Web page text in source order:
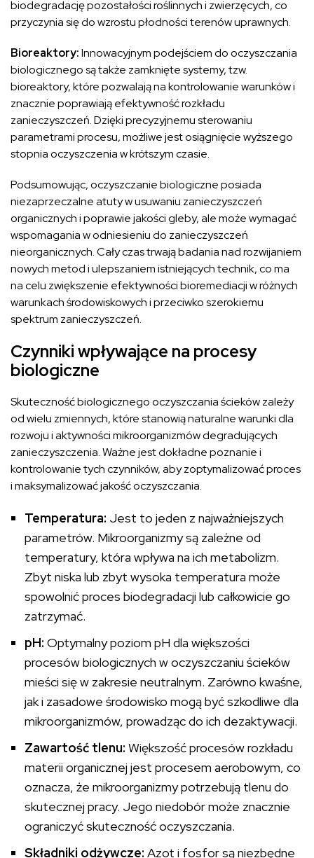
biodegradację pozostałości roślinnych i zwierzęcych, co
przyczynia się do wzrostu płodności terenów uprawnych.
Bioreaktory:Innowacyjnym podejściem do oczyszczania
biologicznego są także zamknięte systemy, tzw.
bioreaktory, które pozwalają na kontrolowanie warunków i
znacznie poprawiają efektywność rozkładu
zanieczyszczeń. Dzięki precyzyjnemu sterowaniu
parametrami procesu, możliwe jest osiągnięcie wyższego
stopnia oczyszczenia w krótszym czasie.
Podsumowując, oczyszczanie biologiczne posiada
niezaprzeczalne atuty w usuwaniu zanieczyszczeń
organicznych i poprawie jakości gleby, ale może wymagać
wspomagania w odniesieniu do zanieczyszczeń
nieorganicznych. Cały czas trwają badania nad rozwijaniem
nowych metod i ulepszaniem istniejących technik, co ma
na celu zwiększenie efektywności bioremediacji w różnych
warunkach środowiskowych i przeciwko szerokiemu
spektrum zanieczyszczeń.
Czynniki wpływające na procesy
biologiczne
Skuteczność biologicznego oczyszczania ścieków zależy
od wielu zmiennych, które stanowią naturalne warunki dla
rozwoju i aktywności mikroorganizmów degradujących
zanieczyszczenia. Ważne jest dokładne poznanie i
kontrolowanie tych czynników, aby zoptymalizować proces
i maksymalizować jakość oczyszczania.
Temperatura: Jest to jeden z najważniejszych
parametrów. Mikroorganizmy są zależne od
temperatury, która wpływa na ich metabolizm.
Zbyt niska lub zbyt wysoka temperatura może
spowolnić proces biodegradacji lub całkowicie go
zatrzymać.
pH: Optymalny poziom pH dla większości
procesów biologicznych w oczyszczaniu ścieków
mieści się w zakresie neutralnym. Zarówno kwaśne,
jak i zasadowe środowisko mogą być szkodliwe dla
mikroorganizmów, prowadząc do ich dezaktywacji.
Zawartość tlenu: Większość procesów rozkładu
materii organicznej jest procesem aerobowym, co
oznacza, że mikroorganizmy potrzebują tlenu do
skutecznej pracy. Jego niedobór może znacznie
ograniczyć skuteczność oczyszczania.
Składniki odżywcze: Azot i fosfor są niezbędne